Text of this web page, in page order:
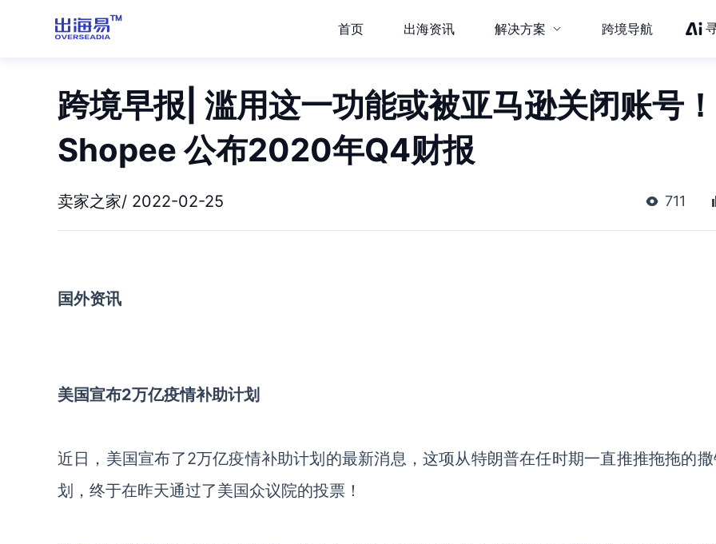
首页 出海资讯 解决方案 跨境导航
跨境早报| 滥用这一功能或被亚马逊关闭账号！
Shopee 公布2020年Q4财报
卖家之家/ 2022-02-25 711
国外资讯
美国宣布2万亿疫情补助计划
近日，美国宣布了2万亿疫情补助计划的最新消息，这项从特朗普在任时期一直推推拖拖的
划，终于在昨天通过了美国众议院的投票！